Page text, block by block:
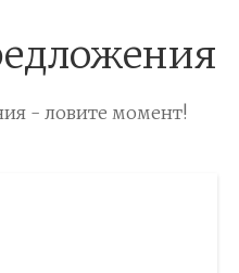
- ловите момент!